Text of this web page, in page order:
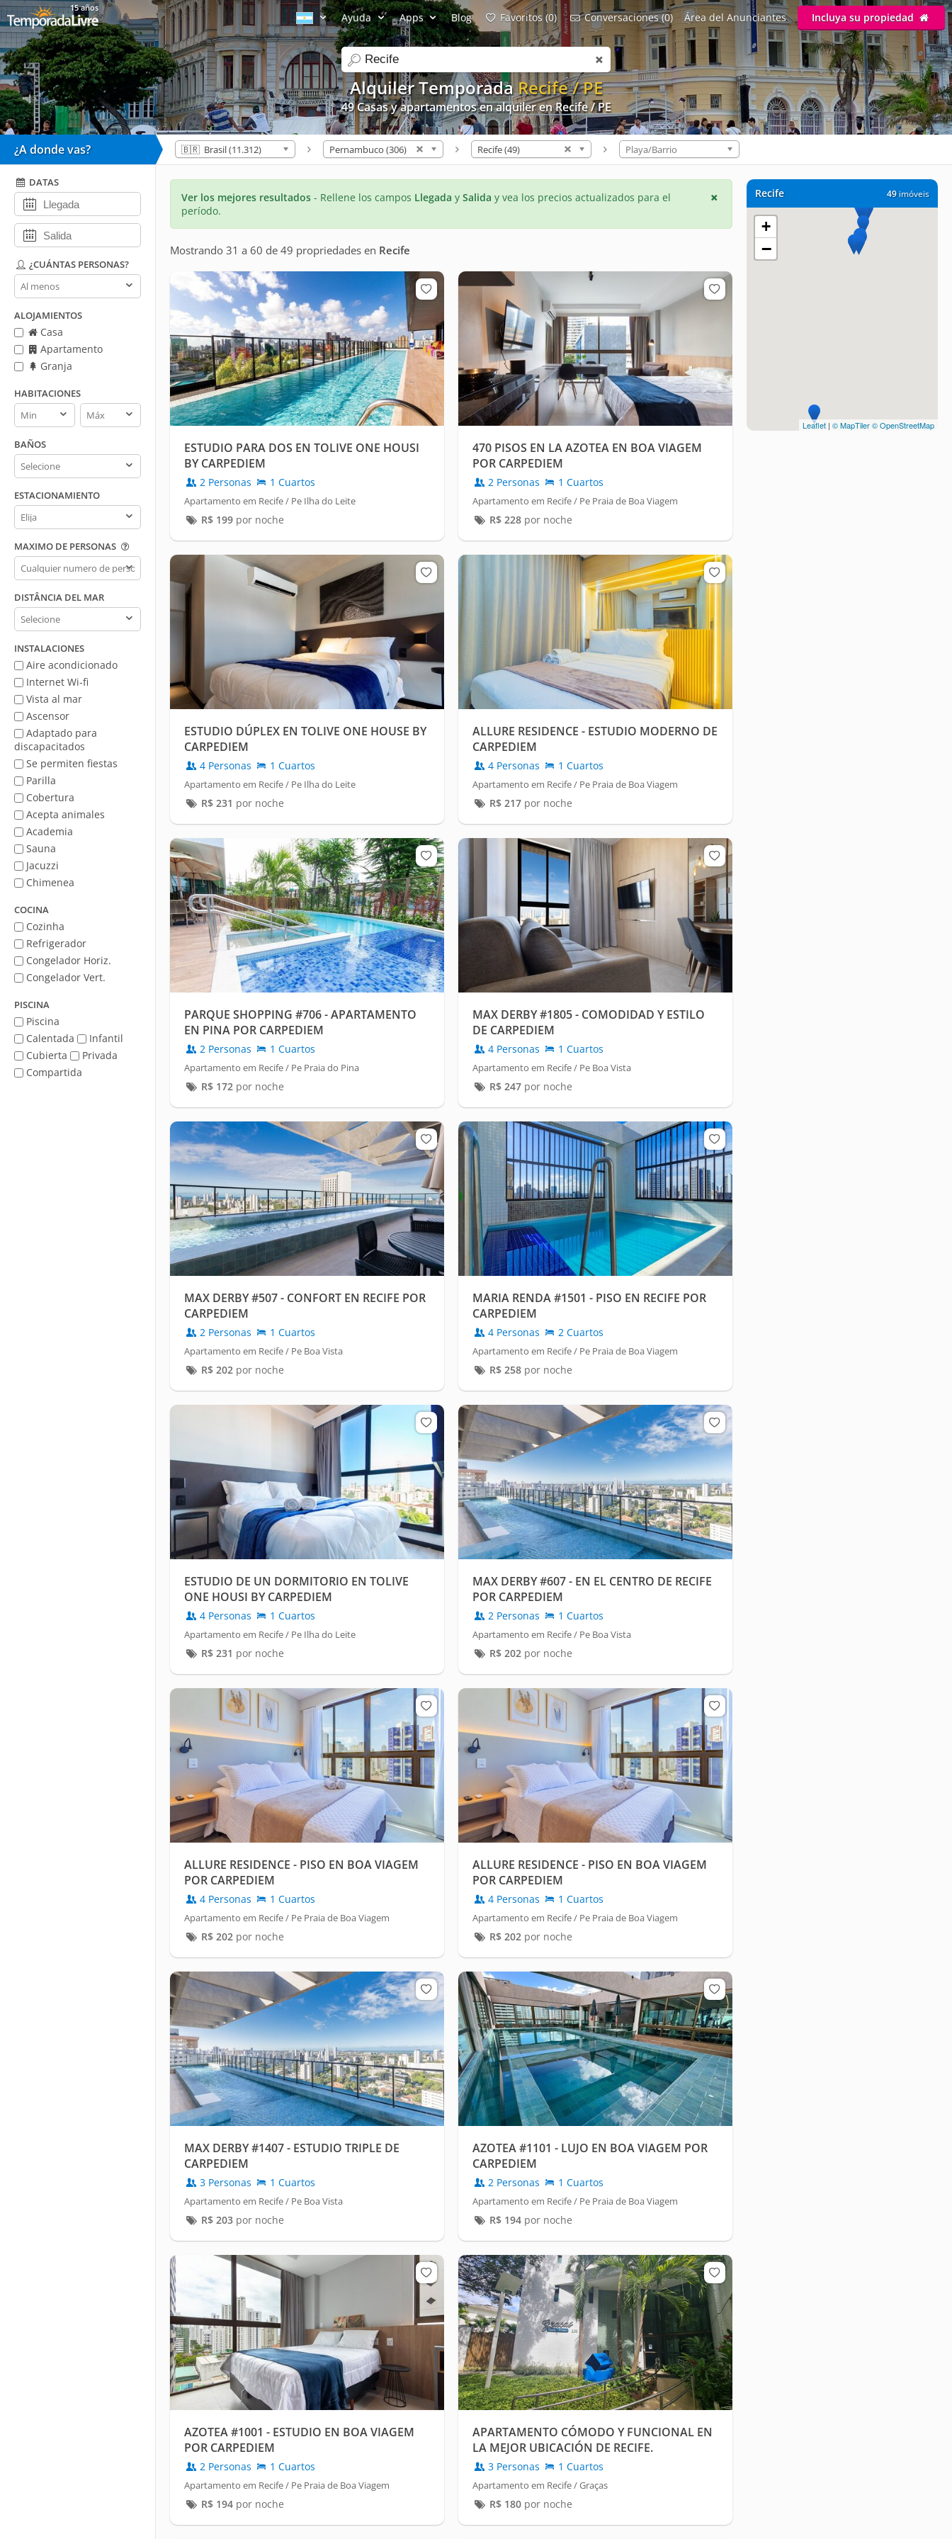
Alquiler TemporadaRecife / PE
49 Casas y apartamentos en alquiler en Recife / PE
search
15 años
Ayuda Apps Blog Favoritos (0) Conversaciones (0) Área del Anunciantes Incluya su propiedad
¿A donde vas? 🇧🇷 Brasil (11.312) Pernambuco (306) Recife (49) Playa/Barrio
DATAS
¿CUÁNTAS PERSONAS?
¿Cuántas
personas?
ALOJAMIENTOS
Casa
Apartamento
Granja
HABITACIONES
Habitaciones
min
Habitaciones
max
BAÑOS
Baños
ESTACIONAMIENTO
Estacionamiento
MAXIMO DE PERSONAS
Maximo
de
personas
DISTÂNCIA DEL MAR
Distância
del
mar
INSTALACIONES
Aire acondicionado
Internet Wi-fi
Vista al mar
Ascensor
Adaptado para
discapacitados
Se permiten fiestas
Parilla
Cobertura
Acepta animales
Academia
Sauna
Jacuzzi
Chimenea
COCINA
Cozinha
Refrigerador
Congelador Horiz.
Congelador Vert.
PISCINA
Piscina
Calentada
Infantil
Cubierta
Privada
Compartida
49imóveis
Recife
+
−
Leaflet | © MapTiler© OpenStreetMap
Ver los mejores resultados - Rellene los campos Llegada y Salida y vea los precios actualizados para el
período.
Mostrando 31 a 60 de 49 propriedades en Recife
ESTUDIO PARA DOS EN TOLIVE ONE HOUSI
BY CARPEDIEM
2 Personas 1 Cuartos
Apartamento em Recife / Pe Ilha do Leite
R$ 199por noche
470 PISOS EN LA AZOTEA EN BOA VIAGEM
POR CARPEDIEM
2 Personas 1 Cuartos
Apartamento em Recife / Pe Praia de Boa Viagem
R$ 228por noche
ESTUDIO DÚPLEX EN TOLIVE ONE HOUSE BY
CARPEDIEM
4 Personas 1 Cuartos
Apartamento em Recife / Pe Ilha do Leite
R$ 231 por noche
ALLURE RESIDENCE - ESTUDIO MODERNO DE
CARPEDIEM
4 Personas 1 Cuartos
Apartamento em Recife / Pe Praia de Boa Viagem
R$ 217por noche
PARQUE SHOPPING #706 - APARTAMENTO
EN PINA POR CARPEDIEM
2 Personas 1 Cuartos
Apartamento em Recife / Pe Praia do Pina
R$ 172por noche
MAX DERBY #1805 - COMODIDAD Y ESTILO
DE CARPEDIEM
4 Personas 1 Cuartos
Apartamento em Recife / Pe Boa Vista
R$ 247por noche
MAX DERBY #507 - CONFORT EN RECIFE POR
CARPEDIEM
2 Personas 1 Cuartos
Apartamento em Recife / Pe Boa Vista
R$ 202por noche
MARIA RENDA #1501 - PISO EN RECIFE POR
CARPEDIEM
4 Personas 2 Cuartos
Apartamento em Recife / Pe Praia de Boa Viagem
R$ 258por noche
ESTUDIO DE UN DORMITORIO EN TOLIVE
ONE HOUSI BY CARPEDIEM
4 Personas 1 Cuartos
Apartamento em Recife / Pe Ilha do Leite
R$ 231 por noche
MAX DERBY #607 - EN EL CENTRO DE RECIFE
POR CARPEDIEM
2 Personas 1 Cuartos
Apartamento em Recife / Pe Boa Vista
R$ 202por noche
ALLURE RESIDENCE - PISO EN BOA VIAGEM
POR CARPEDIEM
4 Personas 1 Cuartos
Apartamento em Recife / Pe Praia de Boa Viagem
R$ 202por noche
ALLURE RESIDENCE - PISO EN BOA VIAGEM
POR CARPEDIEM
4 Personas 1 Cuartos
Apartamento em Recife / Pe Praia de Boa Viagem
R$ 202por noche
MAX DERBY #1407 - ESTUDIO TRIPLE DE
CARPEDIEM
3 Personas 1 Cuartos
Apartamento em Recife / Pe Boa Vista
R$ 203por noche
AZOTEA #1101 - LUJO EN BOA VIAGEM POR
CARPEDIEM
2 Personas 1 Cuartos
Apartamento em Recife / Pe Praia de Boa Viagem
R$ 194por noche
AZOTEA #1001 - ESTUDIO EN BOA VIAGEM
POR CARPEDIEM
2 Personas 1 Cuartos
Apartamento em Recife / Pe Praia de Boa Viagem
R$ 194por noche
APARTAMENTO CÓMODO Y FUNCIONAL EN
LA MEJOR UBICACIÓN DE RECIFE.
3 Personas 1 Cuartos
Apartamento em Recife / Graças
R$ 180por noche